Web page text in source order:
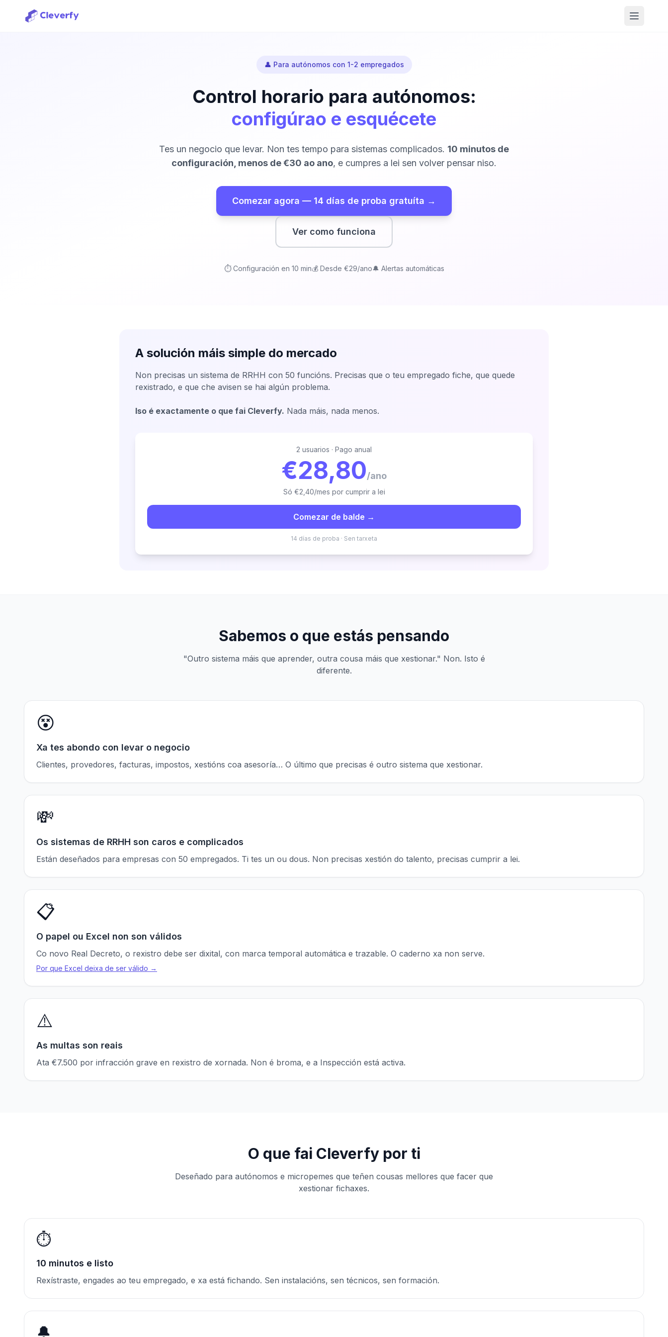
Abrir
Próbao gratis
👤 Para autónomos con 1-2 empregados
Control horario para autónomos:
configúrao e esquécete
Tes un negocio que levar. Non tes tempo para sistemas complicados. 10 minutos de
configuración, menos de €30 ao ano, e cumpres a lei sen volver pensar niso.
Comezar agora — 14 días de proba gratuíta →
Ver como funciona
⏱️ Configuración en 10 min💰 Desde €29/ano🔔 Alertas automáticas
A solución máis simple do mercado
Non precisas un sistema de RRHH con 50 funcións. Precisas que o teu empregado fiche, que quede
rexistrado, e que che avisen se hai algún problema.
Iso é exactamente o que fai Cleverfy. Nada máis, nada menos.
2 usuarios · Pago anual
€28,80/ano
Só €2,40/mes por cumprir a lei
Comezar de balde →
14 días de proba · Sen tarxeta
Sabemos o que estás pensando
"Outro sistema máis que aprender, outra cousa máis que xestionar." Non. Isto é
diferente.
😵
Xa tes abondo con levar o negocio
Clientes, provedores, facturas, impostos, xestións coa asesoría… O último que precisas é outro sistema que xestionar.
💸
Os sistemas de RRHH son caros e complicados
Están deseñados para empresas con 50 empregados. Ti tes un ou dous. Non precisas xestión do talento, precisas cumprir a lei.
📋
O papel ou Excel non son válidos
Co novo Real Decreto, o rexistro debe ser dixital, con marca temporal automática e trazable. O caderno xa non serve.
Por que Excel deixa de ser válido →
⚠️
As multas son reais
Ata €7.500 por infracción grave en rexistro de xornada. Non é broma, e a Inspección está activa.
O que fai Cleverfy por ti
Deseñado para autónomos e micropemes que teñen cousas mellores que facer que
xestionar fichaxes.
⏱️
10 minutos e listo
Rexístraste, engades ao teu empregado, e xa está fichando. Sen instalacións, sen técnicos, sen formación.
🔔